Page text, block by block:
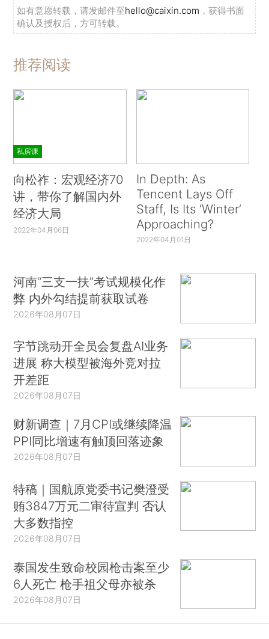
如有意愿转载，请发邮件至hello@caixin.com ，获得书面
确认及授权后，方可转载。
推荐阅读
私房课
向松祚：宏观经济70
讲，带你了解国内外
经济大局
2022年04月06日
In Depth: As
Tencent Lays Off
Staff, Is Its ‘Winter’
Approaching?
2022年04月01日
河南“三支一扶”考试规模化作
弊 内外勾结提前获取试卷
2026年08月07日
字节跳动开全员会复盘AI业务
进展 称大模型被海外竞对拉
开差距
2026年08月07日
财新调查｜7月CPI或继续降温
PPI同比增速有触顶回落迹象
2026年08月07日
特稿｜国航原党委书记樊澄受
贿3847万元二审待宣判 否认
大多数指控
2026年08月07日
泰国发生致命校园枪击案至少
6人死亡 枪手祖父母亦被杀
2026年08月07日